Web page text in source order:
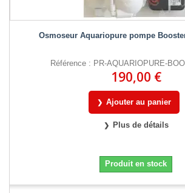
Osmoseur Aquariopure pompe
Référence : PR-AQUARIOPURE-
190,00 €
Ajouter au panier
Plus de détails
Produit en stock